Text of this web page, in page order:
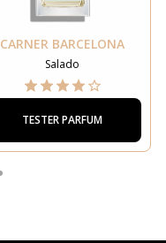
CARNER BARCELONA
Salado
TESTER PARFUM